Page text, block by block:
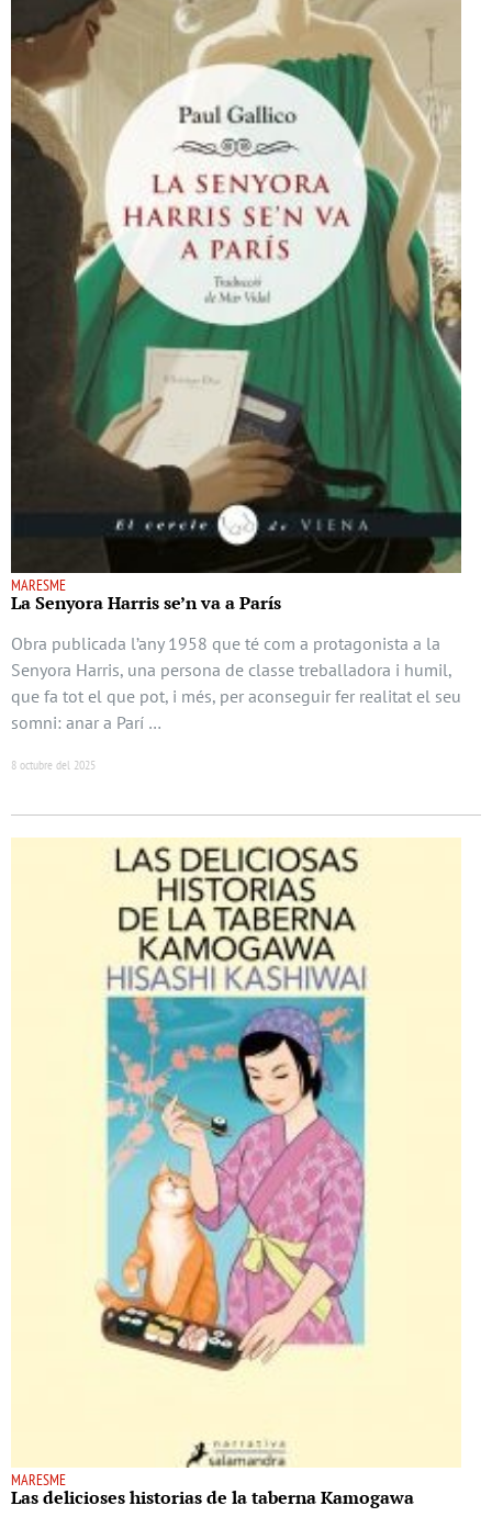
MARESME
La Senyora Harris se’n va a París
Obra publicada l’any 1958 que té com a protagonista a la
Senyora Harris, una persona de classe treballadora i humil,
que fa tot el que pot, i més, per aconseguir fer realitat el seu
somni: anar a Parí …
8 octubre del 2025
MARESME
Las delicioses historias de la taberna Kamogawa